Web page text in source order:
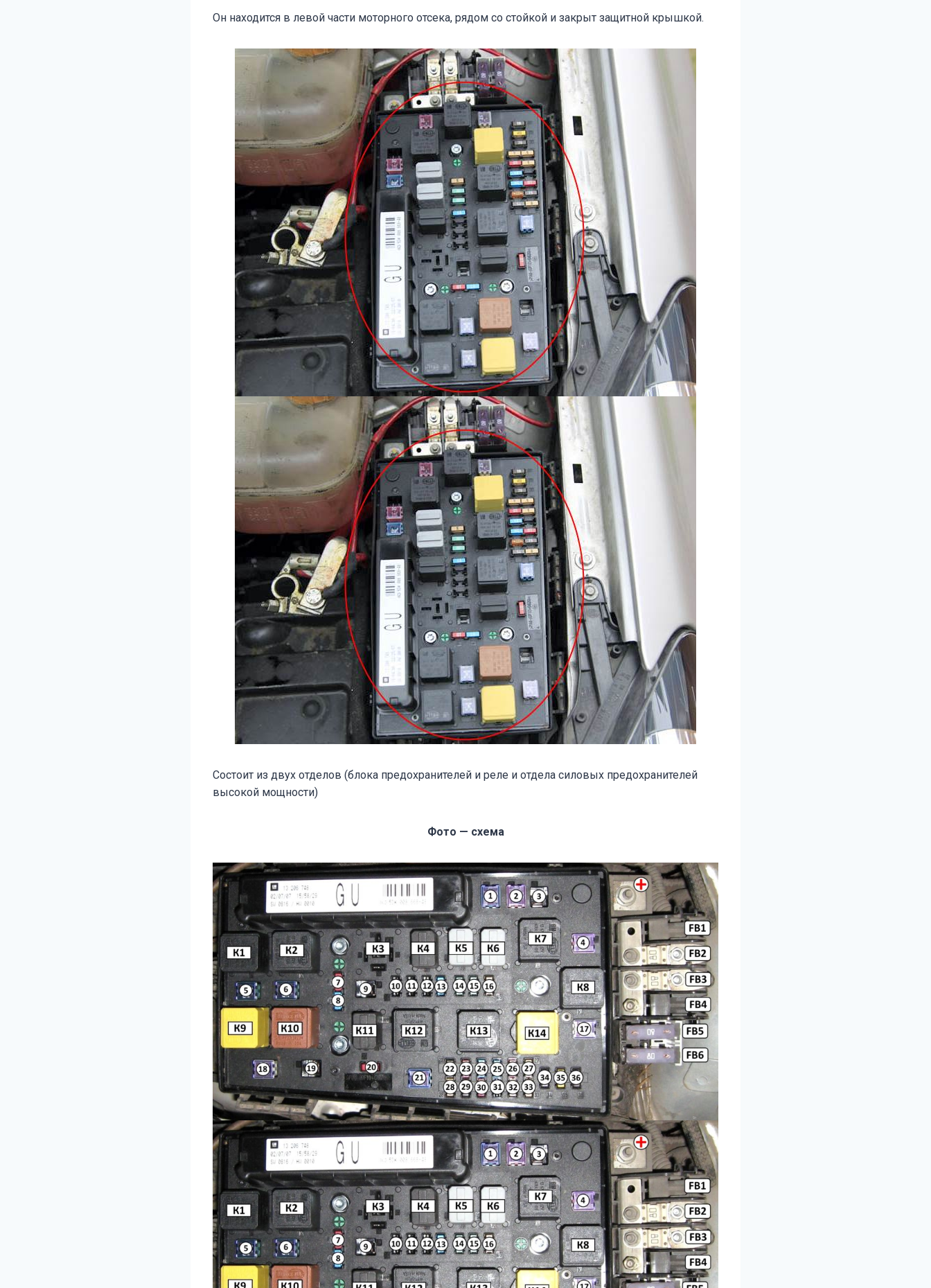
Он находится в левой части моторного отсека, рядом со стойкой и закрыт защитной крышкой.
Состоит из двух отделов (блока предохранителей и реле и отдела силовых предохранителей
высокой мощности)
Фото — схема